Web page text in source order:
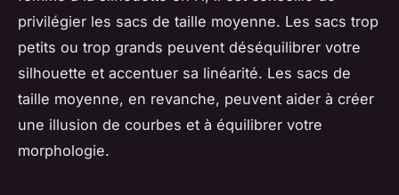
privilégier les sacs de taille moyenne. Les sacs trop
petits ou trop grands peuvent déséquilibrer votre
silhouette et accentuer sa linéarité. Les sacs de
taille moyenne, en revanche, peuvent aider à créer
une illusion de courbes et à équilibrer votre
morphologie.